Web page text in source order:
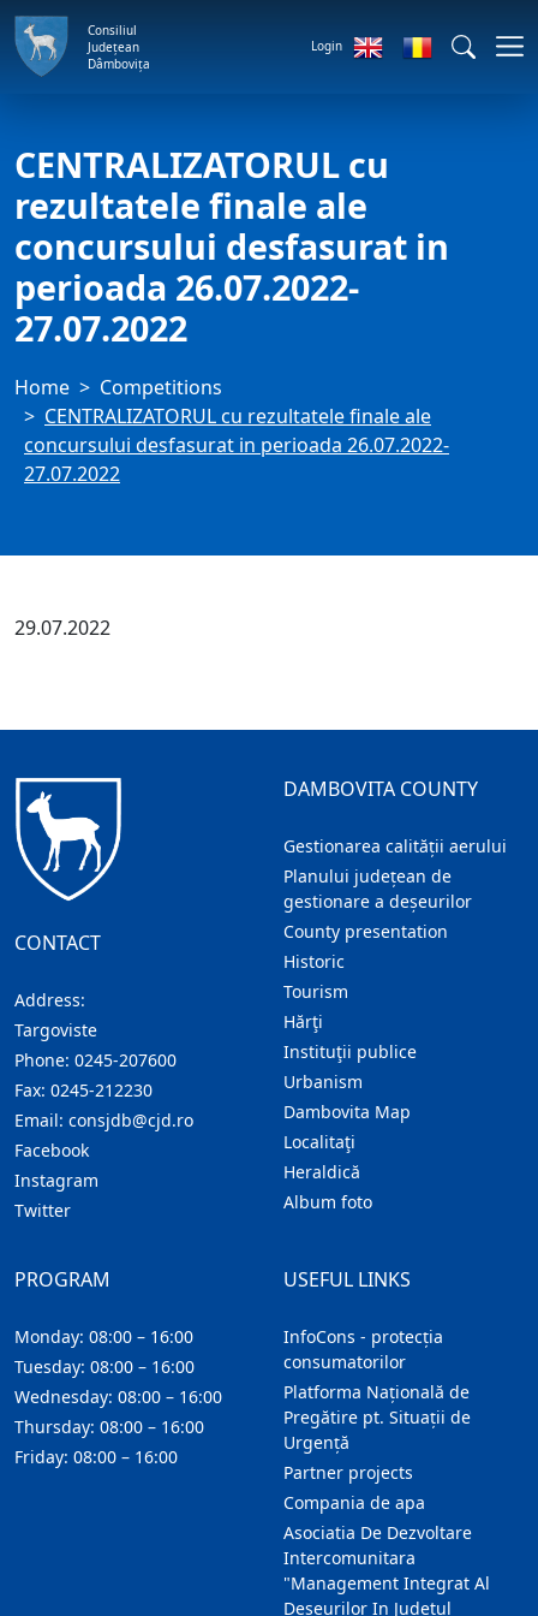
Consiliul
Județean
Dâmbovița
Login
CENTRALIZATORUL cu
rezultatele finale ale
concursului desfasurat in
perioada 26.07.2022-
27.07.2022
Home
Competitions
CENTRALIZATORUL cu rezultatele finale ale
concursului desfasurat in perioada 26.07.2022-
27.07.2022
29.07.2022
CONTACT
Address:
Targoviste
Phone: 0245-207600
Fax: 0245-212230
Email: consjdb@cjd.ro
Facebook
Instagram
Twitter
DAMBOVITA COUNTY
Gestionarea calității aerului
Planului județean de
gestionare a deșeurilor
County presentation
Historic
Tourism
Hărţi
Instituţii publice
Urbanism
Dambovita Map
Localitaţi
Heraldică
Album foto
USEFUL LINKS
InfoCons - protecția
consumatorilor
Platforma Națională de
Pregătire pt. Situații de
Urgență
Partner projects
Compania de apa
Asociatia De Dezvoltare
Intercomunitara
"Management Integrat Al
Deseurilor In Judetul
PROGRAM
Monday: 08:00 – 16:00
Tuesday: 08:00 – 16:00
Wednesday: 08:00 – 16:00
Thursday: 08:00 – 16:00
Friday: 08:00 – 16:00